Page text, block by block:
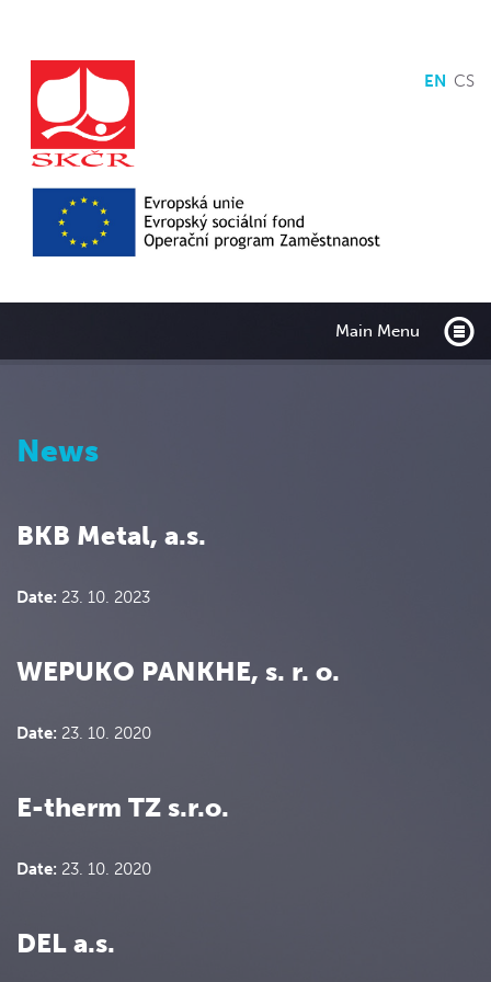
EN CS
Main Menu
News
BKB Metal, a.s.
Date: 23. 10. 2023
WEPUKO PANKHE, s. r. o.
Date: 23. 10. 2020
E-therm TZ s.r.o.
Date: 23. 10. 2020
DEL a.s.